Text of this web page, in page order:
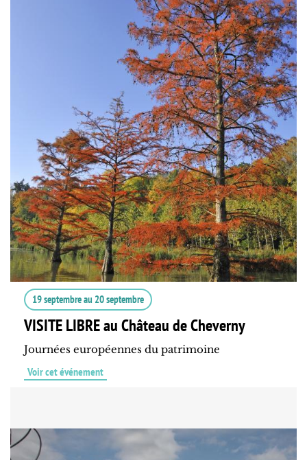
19 septembreau 20 septembre
VISITE LIBRE au Château de Cheverny
Journées européennes du patrimoine
Voir cet événement